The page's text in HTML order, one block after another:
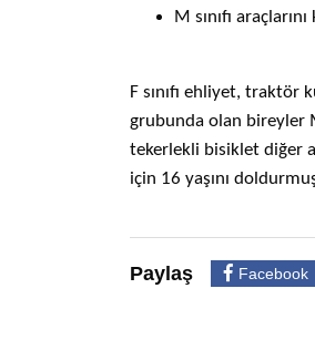
M sınıfı
F sınıfı ehliyet, traktör
grubunda olan bireyler
tekerlekli bisiklet diğer
için 16 yaşını
Paylaş Facebook